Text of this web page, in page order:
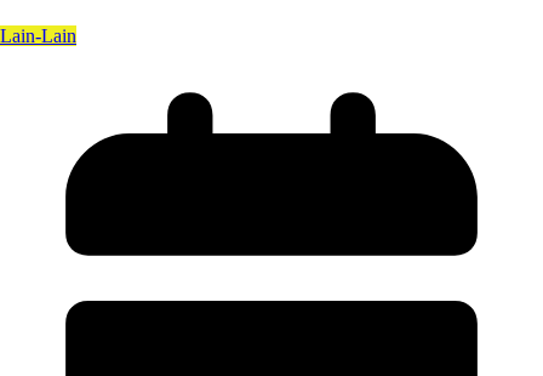
Lain-Lain